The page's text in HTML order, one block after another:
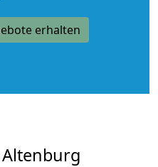
erhalten